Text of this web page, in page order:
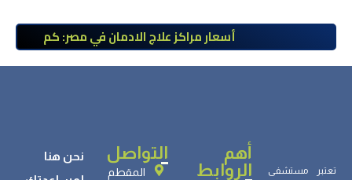
أسعار مراكز علاج الادمان في مصر: كم
تبلغ التكلفة وما الذي يشمله سعر
تعتبر مستشفى
أهم
الروابط
التواصل
المقطم
نحن هنا